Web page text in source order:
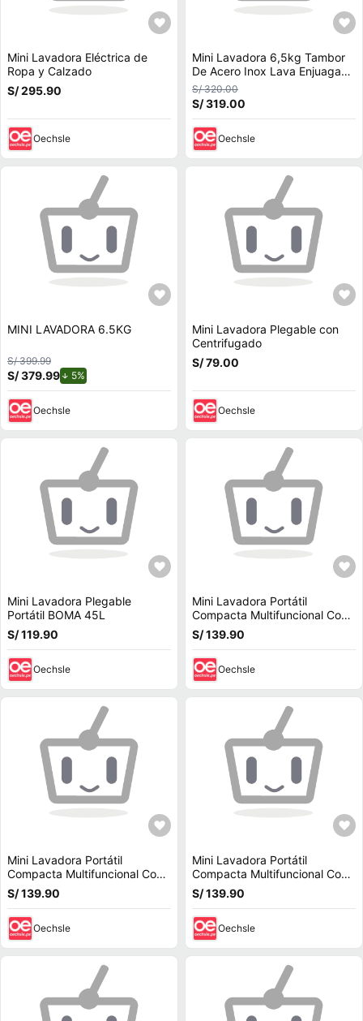
Mini Lavadora Eléctrica de
Ropa y Calzado
S/ 295.90
Oechsle
Mini Lavadora 6,5kg Tambor
De Acero Inox Lava Enjuaga
Centrifuga ZAPATILLAS
PRENDAS PEQUEÑAS
S/ 320.00
S/ 319.00
Oechsle
MINI LAVADORA 6.5KG
S/ 399.99
S/ 379.99 5%
Oechsle
Mini Lavadora Plegable con
Centrifugado
S/ 79.00
Oechsle
Mini Lavadora Plegable
Portátil BOMA 45L
S/ 119.90
Oechsle
Mini Lavadora Portátil
Compacta Multifuncional Con
Secado Rápido Panel Digital
Potente Limpieza
S/ 139.90
Oechsle
Mini Lavadora Portátil
Compacta Multifuncional Con
Secado Rápido Panel Digital
Potente Limpieza
S/ 139.90
Oechsle
Mini Lavadora Portátil
Compacta Multifuncional Con
Secado Rápido Panel Digital
Potente Limpieza
S/ 139.90
Oechsle